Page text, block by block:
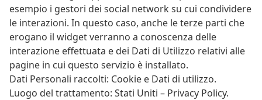
esempio i gestori dei social network su cui condividere
le interazioni. In questo caso, anche le terze parti che
erogano il widget verranno a conoscenza delle
interazione effettuata e dei Dati di Utilizzo relativi alle
pagine in cui questo servizio è installato.
Dati Personali raccolti: Cookie e Dati di utilizzo.
Luogo del trattamento: Stati Uniti – Privacy Policy.